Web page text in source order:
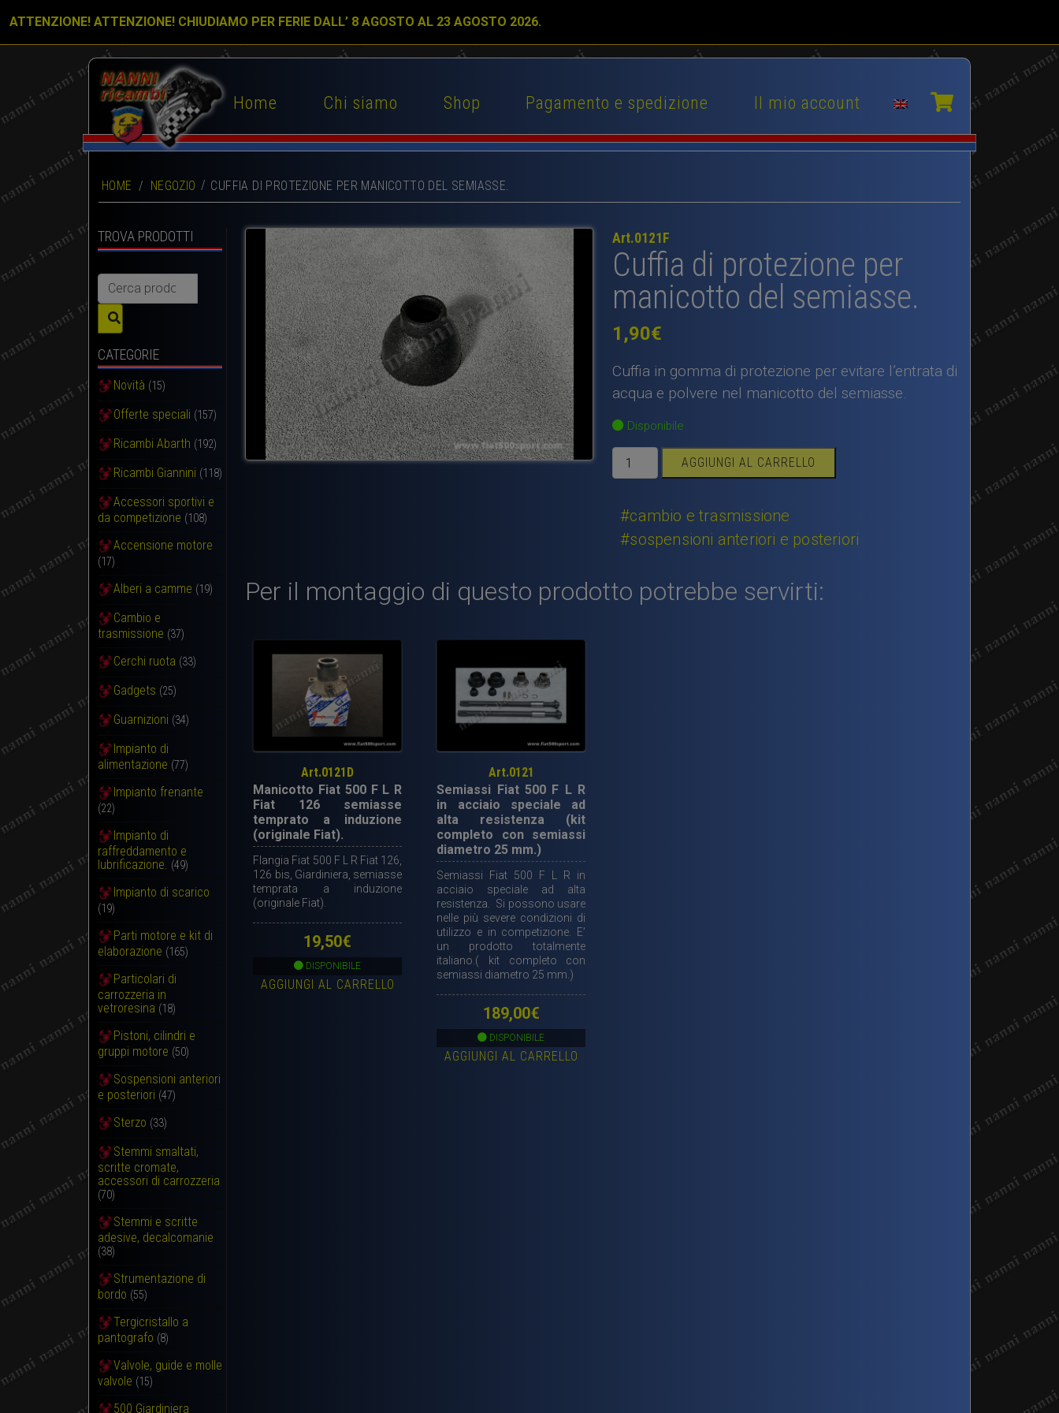
ATTENZIONE! ATTENZIONE! CHIUDIAMO PER FERIE DALL’ 8 AGOSTO AL 23 AGOSTO 2026.
Home Chi siamo Shop Pagamento e spedizione Il mio account
HOME / NEGOZIO CUFFIA DI PROTEZIONE PER MANICOTTO DEL SEMIASSE.
TROVA PRODOTTI
Cerca:
CATEGORIE
Novità (15)
Offerte speciali (157)
Ricambi Abarth (192)
Ricambi Giannini (118)
Accessori sportivi e
da competizione (108)
Accensione motore
(17)
Alberi a camme (19)
Cambio e
trasmissione (37)
Cerchi ruota (33)
Gadgets (25)
Guarnizioni (34)
Impianto di
alimentazione (77)
Impianto frenante
(22)
Impianto di
raffreddamento e
lubrificazione. (49)
Impianto di scarico
(19)
Parti motore e kit di
elaborazione (165)
Particolari di
carrozzeria in
vetroresina (18)
Pistoni, cilindri e
gruppi motore (50)
Sospensioni anteriori
e posteriori (47)
Sterzo (33)
Stemmi smaltati,
scritte cromate,
accessori di carrozzeria
(70)
Stemmi e scritte
adesive, decalcomanie
(38)
Strumentazione di
bordo (55)
Tergicristallo a
pantografo (8)
Valvole, guide e molle
valvole (15)
500 Giardiniera
Art.0121F
Cuffia di protezione per
manicotto del semiasse.
1,90€
Cuffia in gomma di protezione per evitare l’entrata di
acqua e polvere nel manicotto del semiasse.
Disponibile
Cuffia
di
per
manicotto
del
quantità
AGGIUNGI AL CARRELLO
#cambio e trasmissione
#sospensioni anteriori e posteriori
Per il montaggio di questo prodotto potrebbe servirti:
Art.0121D
Manicotto Fiat 500 F L R
Fiat 126 semiasse
temprato a induzione
(originale Fiat).
Flangia Fiat 500 F L R Fiat 126,
126 bis, Giardiniera, semiasse
temprata a induzione
(originale Fiat).
19,50€
DISPONIBILE
AGGIUNGI AL CARRELLO
Art.0121
Semiassi Fiat 500 F L R
in acciaio speciale ad
alta resistenza (kit
completo con semiassi
diametro 25 mm.)
Semiassi Fiat 500 F L R in
acciaio speciale ad alta
resistenza. Si possono usare
nelle più severe condizioni di
utilizzo e in competizione. E’
un prodotto totalmente
italiano.( kit completo con
semiassi diametro 25 mm.)
189,00€
DISPONIBILE
AGGIUNGI AL CARRELLO